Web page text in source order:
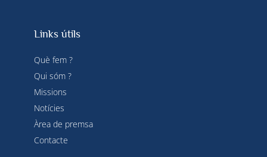
Links útils
Què fem ?
Qui sóm ?
Missions
Notícies
Àrea de premsa
Contacte